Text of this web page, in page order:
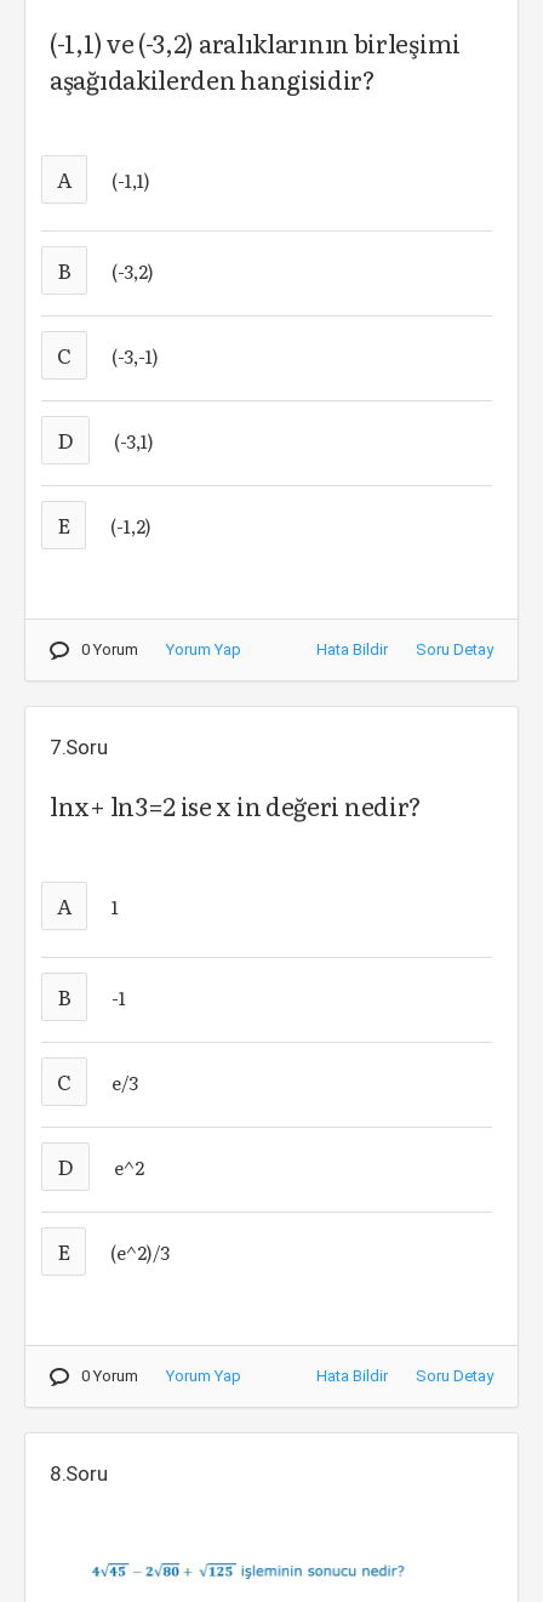
(-1,1) ve (-3,2) aralıklarının birleşimi
aşağıdakilerden hangisidir?
A (-1,1)
B (-3,2)
C (-3,-1)
D (-3,1)
E (-1,2)
0 Yorum Yorum Yap Hata Bildir Soru Detay
7.Soru
lnx+ ln3=2 ise x in değeri nedir?
A 1
B -1
C e/3
D e^2
E (e^2)/3
0 Yorum Yorum Yap Hata Bildir Soru Detay
8.Soru